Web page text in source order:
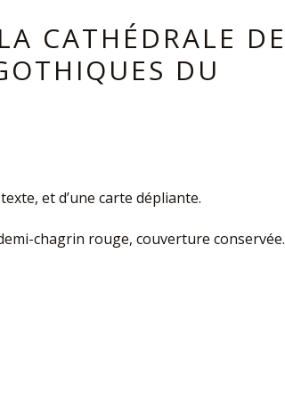
CATHÉDRALE DE
DU
et d’une carte dépliante.
chagrin rouge, couverture conservée.